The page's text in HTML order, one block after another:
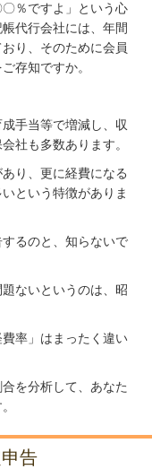
〇％ですよ」という心
代行会社には、年間
り、そのために会員
存知ですか。
手当等で増減し、収
社も多数あります。
り、更に経費になる
という特徴がありま
るのと、知らないで
ないというのは、昭
率」はまったく違い
を分析して、あなた
告